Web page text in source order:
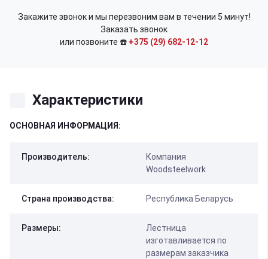
Закажите звонок и мы перезвоним вам в течении 5 минут!
Заказать звонок
или позвоните ☎️ +375 (29) 682-12-12
Характеристики
ОСНОВНАЯ ИНФОРМАЦИЯ:
Производитель:
Компания
Woodsteelwork
Страна производства: Республика Беларусь
Размеры:
Лестница
изготавливается по
размерам заказчика